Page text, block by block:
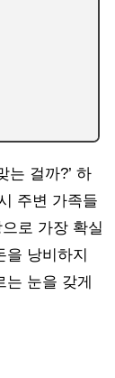
는 걸까?’ 하
주변 가족들
로 가장 확실
낭비하지
눈을 갖게